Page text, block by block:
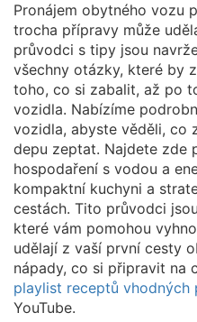
Pronájem obytného vozu
trocha přípravy může
průvodci s tipy jsou
všechny otázky, které by
toho, co si zabalit, až po
vozidla. Nabízíme
vozidla, abyste věděli, co
depu zeptat. Najdete zde
hospodaření s vodou a
kompaktní kuchyni a
cestách. Tito průvodci
které vám pomohou
udělají z vaší první cesty
nápady, co si připravit na
playlist receptů
YouTube.